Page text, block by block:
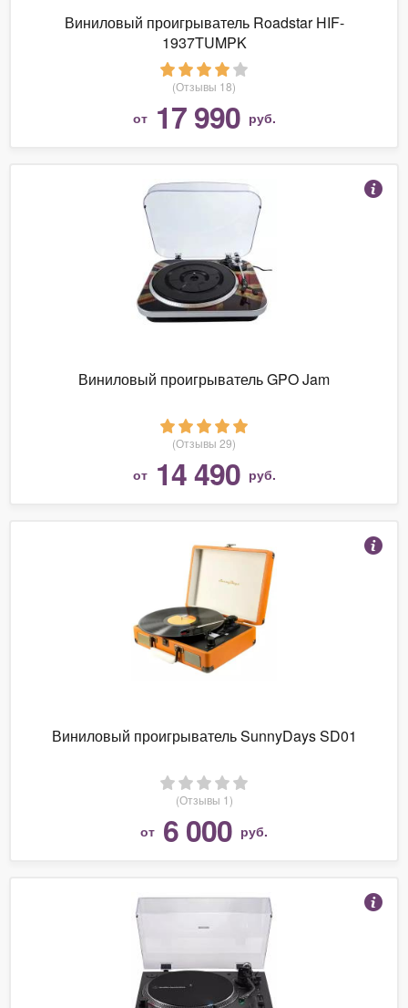
Виниловый проигрыватель Roadstar HIF-
1937TUMPK
(Отзывы 18)
от 17 990 руб.
Виниловый проигрыватель GPO Jam
(Отзывы 29)
от 14 490 руб.
Виниловый проигрыватель SunnyDays SD01
(Отзывы 1)
от 6 000 руб.